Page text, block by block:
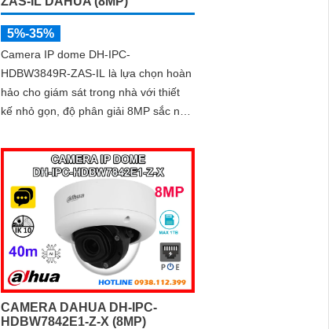
5%-35%
Camera IP dome DH-IPC-
HDBW3849R-ZAS-IL là lựa chọn hoàn
hảo cho giám sát trong nhà với thiết
kế nhỏ gọn, độ phân giải 8MP sắc nét,
sáng thông minh giúp quan sát rõ cả
ngày lẫn đêm. Camera được tích hợp
micro ghi âm, khe thẻ nhớ lên đến
512GB và công nghệ phân biệt người
và phương tiện, nâng cao độ chính
xác trong cảnh báo, hỗ trợ POE tiện
CAMERA DAHUA DH-IPC-
HDBW7842E1-Z-X (8MP)